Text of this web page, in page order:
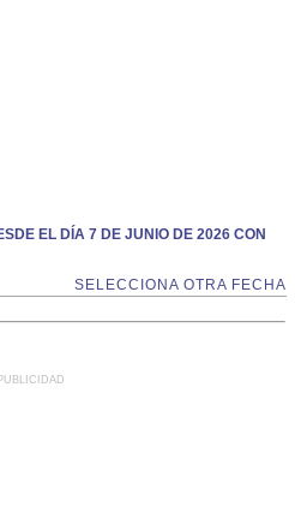
EL DÍA 7 DE JUNIO DE 2026 CON
SELECCIONA OTRA FECHA
PUBLICIDAD